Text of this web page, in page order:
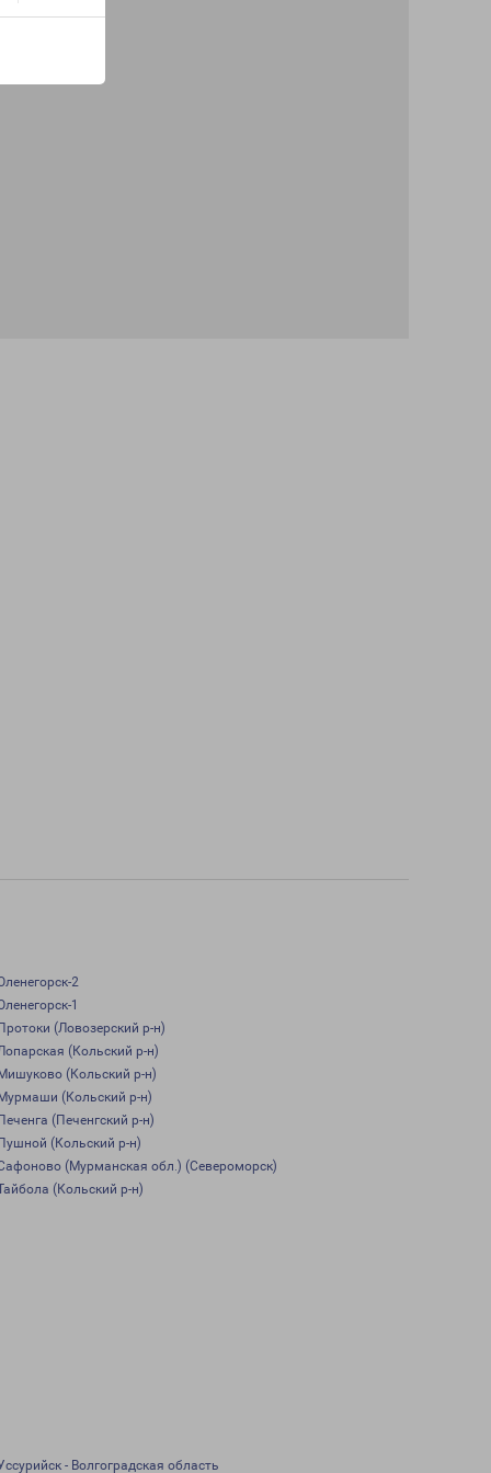
2
1
(Ловозерский р-н)
(Кольский р-н)
(Кольский р-н)
(Кольский р-н)
(Печенгский р-н)
(Кольский р-н)
(Мурманская обл.) (Североморск)
(Кольский р-н)
- Волгоградская область